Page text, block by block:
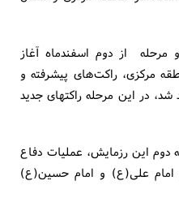
مرحله از دوم اسفندماه آغاز
مرکزی، راکت‌های پیشرفته و
در این مرحله راکتهای جدید
دوم این رزمایش، عملیات دفاع
امام علی(ع) و امام حسین(ع)